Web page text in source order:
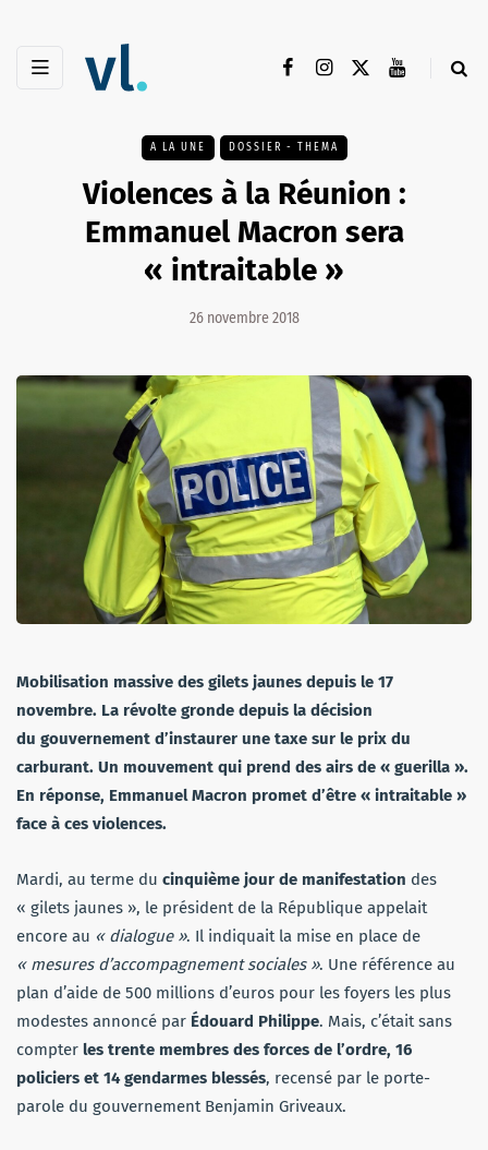
A LA UNE DOSSIER - THEMA
Violences à la Réunion :
Emmanuel Macron sera
« intraitable »
26 novembre 2018
Mobilisation massive des gilets jaunes depuis le 17
novembre. La révolte gronde depuis la décision
du gouvernement d’instaurer une taxe sur le prix du
carburant. Un mouvement qui prend des airs de « guerilla ».
En réponse, Emmanuel Macron promet d’être « intraitable »
face à ces violences.
Mardi, au terme du cinquième jour de manifestation des
« gilets jaunes », le président de la République appelait
encore au « dialogue ». Il indiquait la mise en place de
« mesures d’accompagnement sociales ». Une référence au
plan d’aide de 500 millions d’euros pour les foyers les plus
modestes annoncé par Édouard Philippe. Mais, c’était sans
compter les trente membres des forces de l’ordre, 16
policiers et 14 gendarmes blessés, recensé par le porte-
parole du gouvernement Benjamin Griveaux.